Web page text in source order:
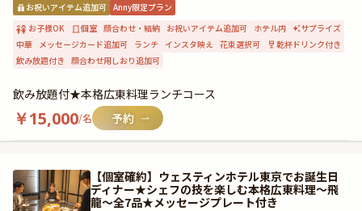
お祝いアイテム追加可 Anny限定プラン
お子様OK
個室 顔合わせ・結納 お祝いアイテム追加可 ホテル内
サプライズ
中華 メッセージカード追加可 ランチ インスタ映え 花束選択可
乾杯ドリンク付き
飲み放題付き 顔合わせ用しおり追加可
飲み放題付★本格広東料理ランチコース
￥15,000/名
【個室確約】ウェスティンホテル東京でお誕生日
ディナー★シェフの技を楽しむ本格広東料理～飛
龍～全7品★メッセージプレート付き